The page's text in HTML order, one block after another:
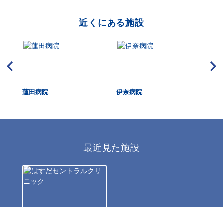
近くにある施設
蓮田病院 伊奈病院
最近見た施設